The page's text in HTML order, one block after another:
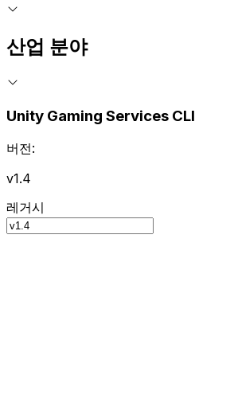
산업 분야
Unity Gaming Services CLI
버전:
v1.4
레거시